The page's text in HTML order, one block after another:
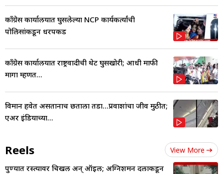
काँग्रेस कार्यालयात घुसलेल्या NCP कार्यकर्त्यांची
पोलिसांकडून धरपकड
काँग्रेस कार्यालयात राष्ट्रवादीची थेट घुसखोरी; आधी माफी
मागा म्हणत...
विमान हवेत असतानाच छताला तडा...प्रवाशांचा जीव मुठीत;
एअर इंडियाच्या...
Reels View More
पुण्यात रस्त्यावर चिखल अन् ऑइल; अग्निशमन दलाकडून